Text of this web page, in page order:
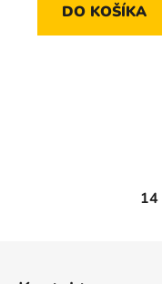
DO KOŠÍKA
14